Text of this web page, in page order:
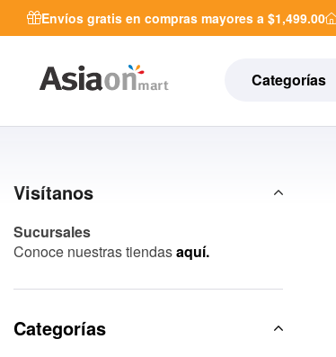
Envíos gratis en compras mayores a $1,499.00
Categorías
Visítanos
Sucursales
Conoce nuestras tiendasaquí.
Categorías